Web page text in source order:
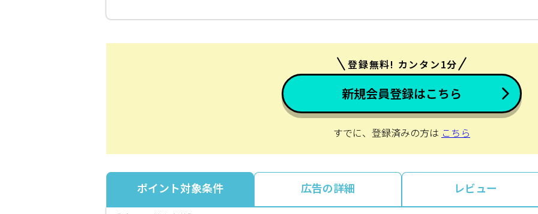
登録無料! カンタン1分
新規会員登録はこちら
すでに、登録済みの方は こちら
ポイント対象条件 広告の詳細 レビュー